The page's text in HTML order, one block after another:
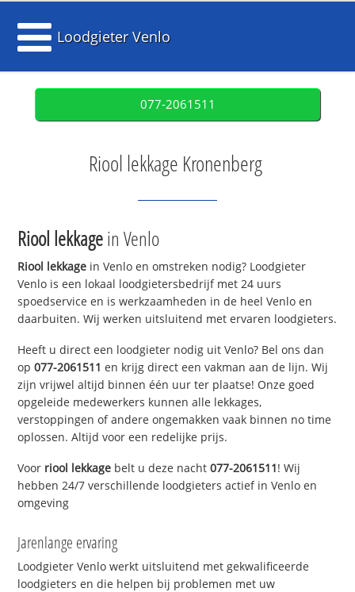
Loodgieter Venlo
077-2061511
Riool lekkage Kronenberg
Riool lekkagein Venlo
Riool lekkage in Venlo en omstreken nodig? Loodgieter
Venlo is een lokaal loodgietersbedrijf met 24 uurs
spoedservice en is werkzaamheden in de heel Venlo en
daarbuiten. Wij werken uitsluitend met ervaren loodgieters.
Heeft u direct een loodgieter nodig uit Venlo? Bel ons dan
op077-2061511 en krijg direct een vakman aan de lijn. Wij
zijn vrijwel altijd binnen één uur ter plaatse! Onze goed
opgeleide medewerkers kunnen alle lekkages,
verstoppingen of andere ongemakken vaak binnen no time
oplossen. Altijd voor een redelijke prijs.
Voor riool lekkage belt u deze nacht077-2061511! Wij
hebben 24/7 verschillende loodgieters actief in Venlo en
omgeving
Jarenlange ervaring
Loodgieter Venlo werkt uitsluitend met gekwalificeerde
loodgieters en die helpen bij problemen met uw